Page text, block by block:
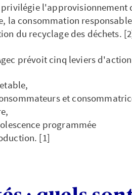
l'approvisionnement
la consommation
du recyclage des déchets.
prévoit cinq leviers
et
programmée
[1]